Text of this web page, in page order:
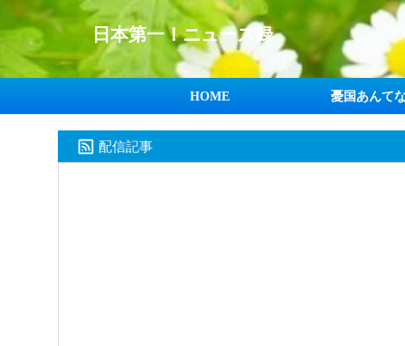
日本第一！ニュース録
HOME 憂国あんて
配信記事